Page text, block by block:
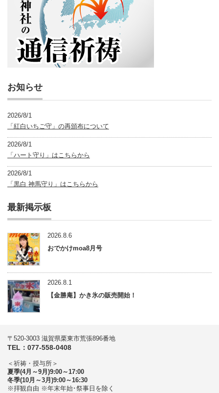
お知らせ
2026/8/1
「紅白いちご守」の再頒布について
2026/8/1
「ハート守り」はこちらから
2026/8/1
「黒白 神馬守り」はこちらから
最新掲示板
2026.8.6
おでかけmoa8月号
2026.8.1
【金勝庵】かき氷の販売開始！
〒520-3003 滋賀県栗東市荒張896番地
TEL：077-558-0408
＜祈祷・授与所＞
夏季(4月～9月)9:00～17:00
冬季(10月～3月)9:00～16:30
※拝観自由 ※年末年始･祭事日を除く